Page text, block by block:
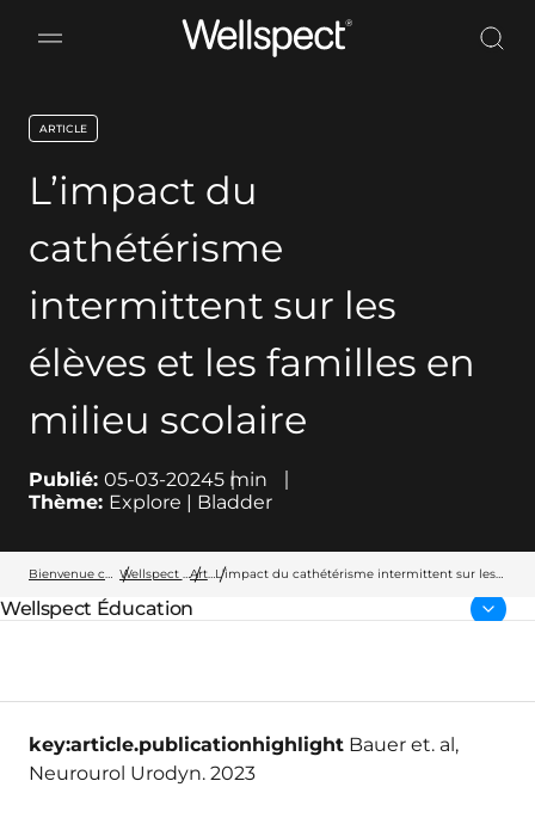
Wellspect
L’impact du
cathétérisme
intermittent sur les
élèves et les familles en
milieu scolaire
key:global.content-type:
ARTICLE
Publié: 05-03-20245 min
Thème: Explore | Bladder
Bienvenue chez Wellspect Wellspect Éducation ArticlesL’impact du cathétérisme intermittent sur les
Page parents:
Wellspect Éducation
key:article.publicationhighlight Bauer et. al,
Neurourol Urodyn. 2023